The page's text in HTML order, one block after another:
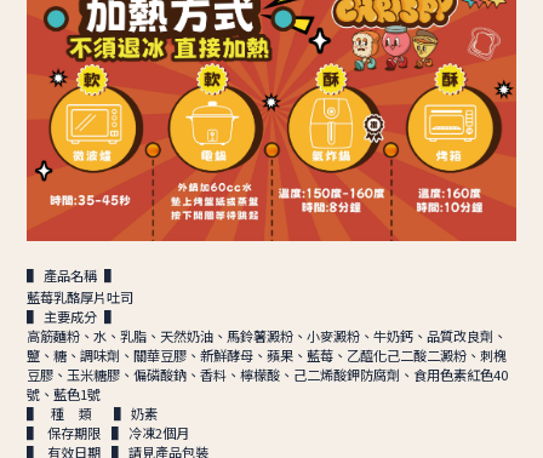
▌ 產品名稱 ▌
藍莓乳酪厚片吐司
▌ 主要成分 ▌
高筋麵粉、水、乳脂、天然奶油、馬鈴薯澱粉、小麥澱粉、牛奶鈣、品質改良劑、
鹽、糖、調味劑、關華豆膠、新鮮酵母、蘋果、藍莓、乙醯化己二酸二澱粉、刺槐
豆膠、玉米糖膠、偏磷酸鈉、香料、檸檬酸、己二烯酸鉀防腐劑、食用色素紅色40
號、藍色1號
▌ 種 類 ▌ 奶素
▌ 保存期限 ▌ 冷凍2個月
▌ 有效日期 ▌ 請見產品包裝